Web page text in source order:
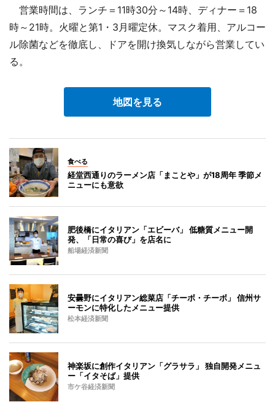
営業時間は、ランチ＝11時30分～14時、ディナー＝18
時～21時。火曜と第1・3月曜定休。マスク着用、アルコー
ル除菌などを徹底し、ドアを開け換気しながら営業してい
る。
地図を見る
食べる
経堂西通りのラーメン店「まことや」が18周年 季節メ
ニューにも意欲
肥後橋にイタリアン「エビーバ」 低糖質メニュー開
発、「日常の喜び」を店名に
船場経済新聞
安曇野にイタリアン総菜店「チーボ・チーボ」 信州サ
ーモンに特化したメニュー提供
松本経済新聞
神楽坂に創作イタリアン「グラサラ」 独自開発メニュ
ー「イタそば」提供
市ケ谷経済新聞